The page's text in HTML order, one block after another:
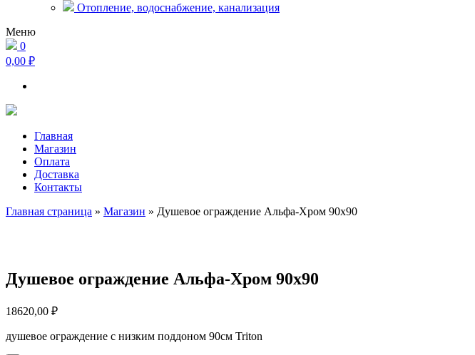
Отопление, водоснабжение, канализация
Меню
0
0,00 ₽
Главная
Магазин
Оплата
Доставка
Контакты
Главная страница » Магазин » Душевое ограждение Альфа-Хром 90х90
Душевое ограждение Альфа-Хром 90х90
18620,00 ₽
душевое ограждение с низким поддоном 90см Triton